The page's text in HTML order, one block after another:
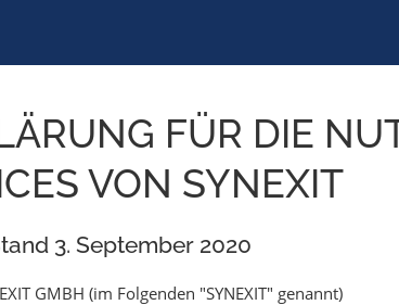
FÜR DIE
VON SYNEXIT
3. September 2020
GMBH (im Folgenden "SYNEXIT" genannt)